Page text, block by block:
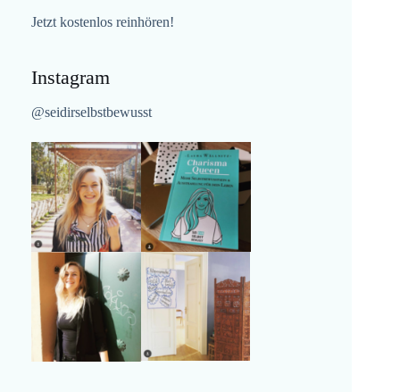
Jetzt kostenlos reinhören!
Instagram
@seidirselbstbewusst